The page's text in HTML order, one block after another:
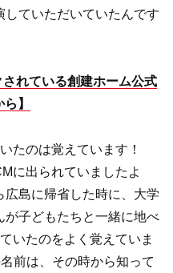
ていただいていたんです
されている創建ホーム公式
】
たのは覚えています！
に出られていましたよ
島に帰省した時に、大学
子どもたちと一緒に地べ
いたのをよく覚えていま
前は、その時から知って